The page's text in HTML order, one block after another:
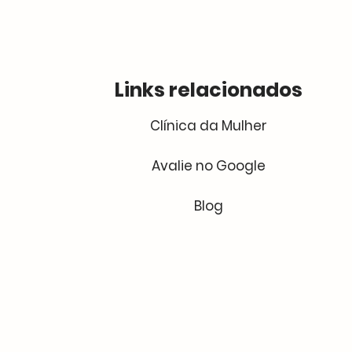
Links relacionados
Clínica da Mulher
Avalie no Google
Blog